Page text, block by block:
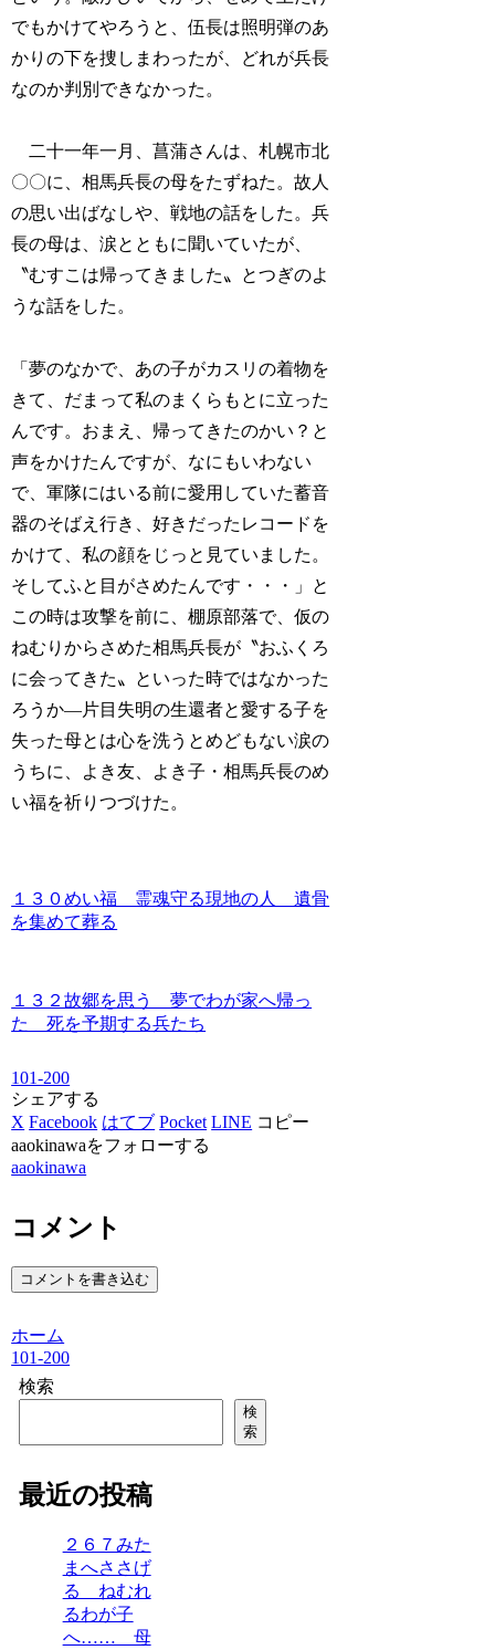
でもかけてやろうと、伍長は照明弾のあ
かりの下を捜しまわったが、どれが兵長
なのか判別できなかった。
二十一年一月、菖蒲さんは、札幌市北
〇〇に、相馬兵長の母をたずねた。故人
の思い出ばなしや、戦地の話をした。兵
長の母は、涙とともに聞いていたが、
〝むすこは帰ってきました〟とつぎのよ
うな話をした。
「夢のなかで、あの子がカスリの着物を
きて、だまって私のまくらもとに立った
んです。おまえ、帰ってきたのかい？と
声をかけたんですが、なにもいわない
で、軍隊にはいる前に愛用していた蓄音
器のそばえ行き、好きだったレコードを
かけて、私の顔をじっと見ていました。
そしてふと目がさめたんです・・・」と
この時は攻撃を前に、棚原部落で、仮の
ねむりからさめた相馬兵長が〝おふくろ
に会ってきた〟といった時ではなかった
ろうか―片目失明の生還者と愛する子を
失った母とは心を洗うとめどもない涙の
うちに、よき友、よき子・相馬兵長のめ
い福を祈りつづけた。
１３０めい福 霊魂守る現地の人 遺骨
を集めて葬る
１３２故郷を思う 夢でわが家へ帰っ
た 死を予期する兵たち
101-200
シェアする
X Facebook はてブ Pocket LINE コピー
aaokinawaをフォローする
aaokinawa
コメント
コメントを書き込む
ホーム
101-200
検索
検
索
最近の投稿
２６７みた
まへささげ
る ねむれ
るわが子
へ…… 母